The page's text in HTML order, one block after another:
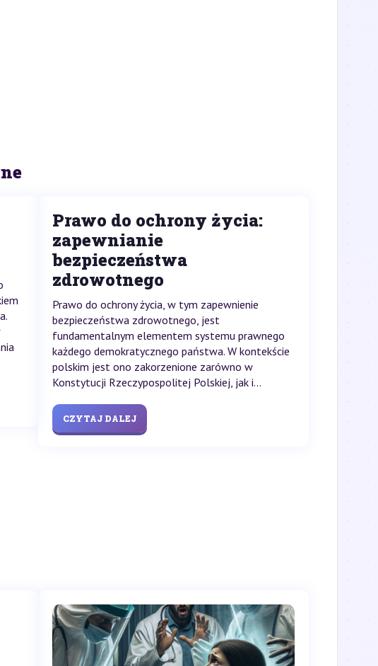
Prawo do ochrony życia:
zapewnianie
bezpieczeństwa
zdrowotnego
Prawo do ochrony życia, w tym zapewnienie
bezpieczeństwa zdrowotnego, jest
fundamentalnym elementem systemu prawnego
każdego demokratycznego państwa. W kontekście
polskim jest ono zakorzenione zarówno w
Konstytucji Rzeczypospolitej Polskiej, jak i...
CZYTAJ DALEJ